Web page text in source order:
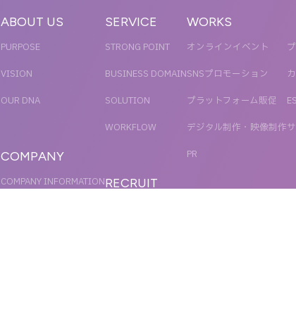
ABOUT US
PURPOSE
VISION
OUR DNA
COMPANY
COMPANY INFORMATION
SERVICE
STRONG POINT
BUSINESS DOMAIN
SOLUTION
WORKFLOW
RECRUIT
WORKS
オンラインイベント
SNSプロモーション
プラットフォーム販促
デジタル制作・映像制作
PR